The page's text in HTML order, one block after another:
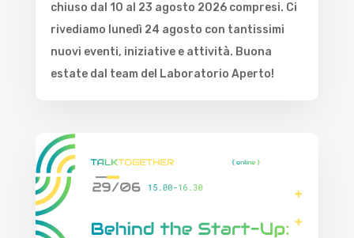
chiuso dal 10 al 23 agosto 2026 compresi. Ci
rivediamo lunedì 24 agosto con tantissimi
nuovi eventi, iniziative e attività. Buona
estate dal team del Laboratorio Aperto!